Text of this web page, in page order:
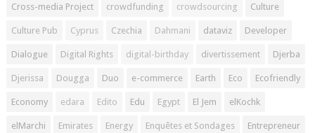
Cross-media Project crowdfunding crowdsourcing Culture
Culture Pub Cyprus Czechia Dahmani dataviz Developer
Dialogue Digital Rights digital-birthday divertissement Djerba
Djerissa Dougga Duo e-commerce Earth Eco Ecofriendly
Economy edara Edito Edu Egypt El Jem elKochk
elMarchi Emirates Energy Enquêtes et Sondages Entrepreneur